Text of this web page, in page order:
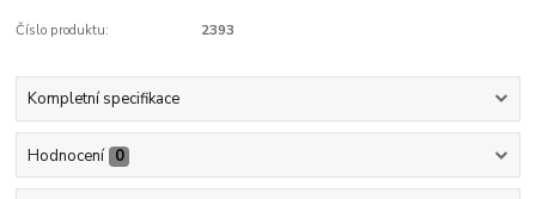
Číslo produktu: 2393
Kompletní specifikace
Hodnocení 0